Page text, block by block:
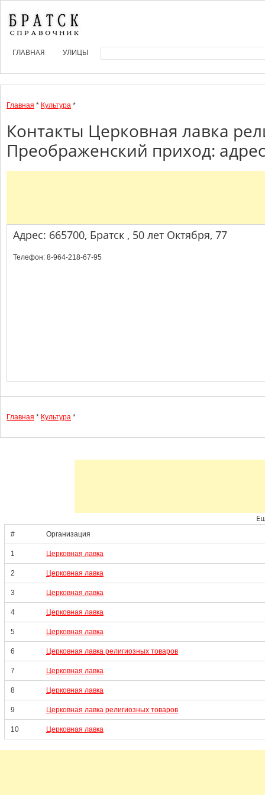
ГЛАВНАЯ УЛИЦЫ
Главная * Культура *
Контакты Церковная лавка
Преображенский приход:
Адрес: 665700, Братск , 50 лет Октября, 77
Телефон: 8-964-218-67-95
Главная * Культура *
# Организация
1 Церковная лавка
2 Церковная лавка
3 Церковная лавка
4 Церковная лавка
5 Церковная лавка
6 Церковная лавка религиозных товаров
7 Церковная лавка
8 Церковная лавка
9 Церковная лавка религиозных товаров
10 Церковная лавка